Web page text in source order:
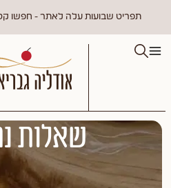
תפריט שבועות עלה לאתר - חפשו
שאלות